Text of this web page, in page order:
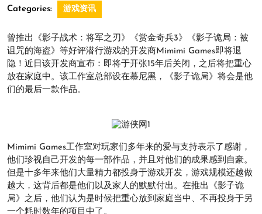
Categories: 游戏资讯
曾推出《影子战术：将军之刃》《赏金奇兵3》《影子诡局：被
诅咒的海盗》等好评潜行游戏的开发商Mimimi Games即将退
隐！近日该开发商宣布：即将于开张15年后关闭，之后将把重心
放在家庭中。该工作室总部设在慕尼黑，《影子诡局》将会是他
们的最后一款作品。
Mimimi Games工作室对玩家们多年来的爱与支持表示了感谢，
他们珍视自己开发的每一部作品，并且对他们的成果感到自豪。
但是十多年来他们大量精力都投身于游戏开发，游戏规模还越做
越大，这背后都是他们以及家人的默默付出。在推出《影子诡
局》之后，他们认为是时候把重心放到家庭当中、不再投身于另
一个耗时数年的项目中了。